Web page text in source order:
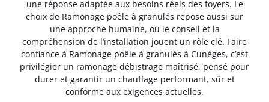
une réponse adaptée aux besoins réels des foyers. Le
choix de Ramonage poêle à granulés repose aussi sur
une approche humaine, où le conseil et la
compréhension de l’installation jouent un rôle clé. Faire
confiance à Ramonage poêle à granulés à Cunèges, c’est
privilégier un ramonage débistrage maîtrisé, pensé pour
durer et garantir un chauffage performant, sûr et
conforme aux exigences actuelles.